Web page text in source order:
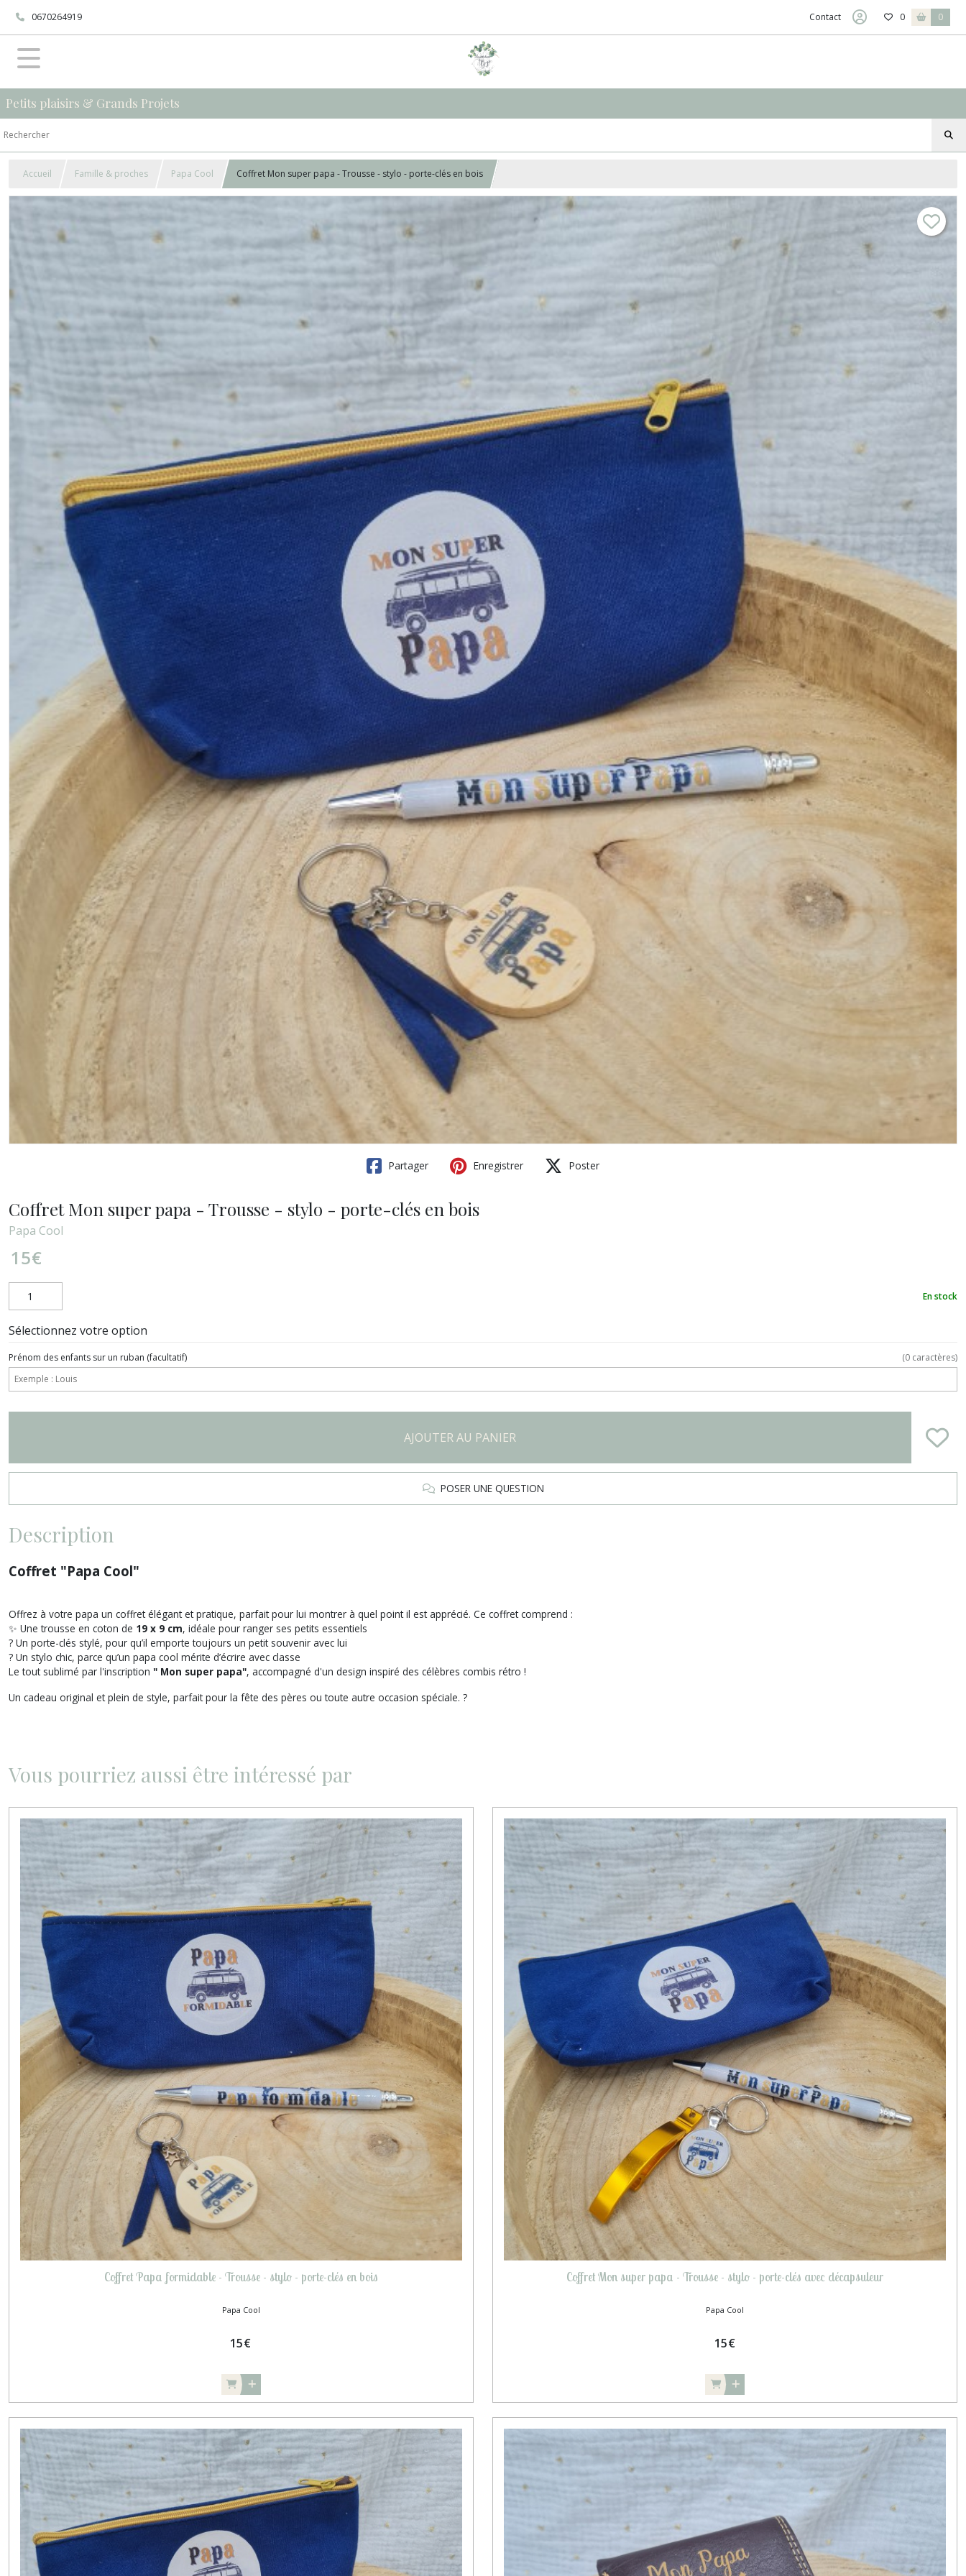
0670264919 Contact 0 0
Petits plaisirs & Grands Projets
Accueil Famille & proches Papa Cool Coffret Mon super papa - Trousse - stylo - porte-clés en bois
Partager Enregistrer Poster
Coffret Mon super papa - Trousse - stylo - porte-clés en bois
Papa Cool
15€
En stock
Sélectionnez votre option
Prénom des enfants sur un ruban (facultatif) (0 caractères)
AJOUTER AU PANIER
POSER UNE QUESTION
Description
Coffret "Papa Cool"
Offrez à votre papa un coffret élégant et pratique, parfait pour lui montrer à quel point il est apprécié. Ce coffret comprend :
✨ Une trousse en coton de 19 x 9 cm, idéale pour ranger ses petits essentiels
? Un porte-clés stylé, pour qu’il emporte toujours un petit souvenir avec lui
?️ Un stylo chic, parce qu’un papa cool mérite d’écrire avec classe
Le tout sublimé par l'inscription " Mon super papa", accompagné d'un design inspiré des célèbres combis rétro !
Un cadeau original et plein de style, parfait pour la fête des pères ou toute autre occasion spéciale. ?
Vous pourriez aussi être intéressé par
Coffret Papa formidable - Trousse - stylo - porte-clés en bois
Papa Cool
15€
Coffret Mon super papa - Trousse - stylo - porte-clés avec décapsuleur
Papa Cool
15€